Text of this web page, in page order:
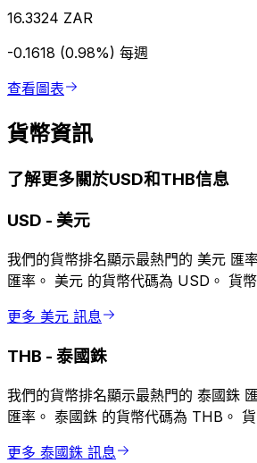
16.3324 ZAR
-0.1618 (0.98%) 每週
查看圖表
貨幣資訊
了解更多關於USD和THB信息
USD - 美元
我們的貨幣排名顯示最熱門的 美元 匯
匯率。 美元 的貨幣代碼為 USD。 貨
更多 美元 訊息
THB - 泰國銖
我們的貨幣排名顯示最熱門的 泰國銖
匯率。 泰國銖 的貨幣代碼為 THB。
更多 泰國銖 訊息